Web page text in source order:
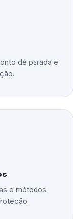
de parada e
e métodos